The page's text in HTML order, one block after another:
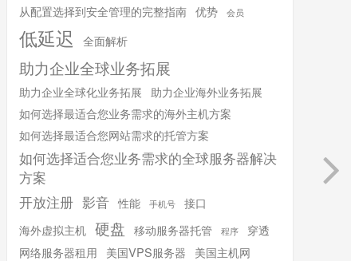
从配置选择到安全管理的完整指南 优势 会员
低延迟 全面解析
助力企业全球业务拓展
助力企业全球化业务拓展
助力企业海外业务拓展
如何选择最适合您业务需求的海外主机方案
如何选择最适合您网站需求的托管方案
如何选择适合您业务需求的全球服务器解决
方案
开放注册 影音 性能 手机号
接口
海外虚拟主机 硬盘 移动服务器托管 程序
穿透
网络服务器租用
美国VPS服务器
美国主机网